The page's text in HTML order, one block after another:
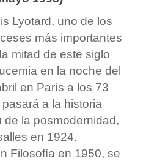
Lyotard, uno de los
más importantes
mitad de este siglo
en la noche del
en París a los 73
a la historia
de la posmodernidad,
en 1924.
Filosofía en 1950, se